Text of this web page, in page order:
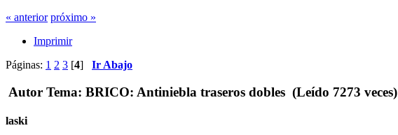
« anterior próximo »
Imprimir
Páginas: 1 2 3 [4] Ir Abajo
Autor Tema: BRICO: Antiniebla traseros dobles (Leído 7273 veces)
laski